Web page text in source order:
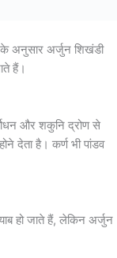
के अनुसार अर्जुन शिखंडी
हैं।
और शकुनि द्रोण से
देता है। कर्ण भी पांडव
हो जाते हैं, लेकिन अर्जुन